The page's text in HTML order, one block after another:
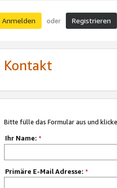
Anmelden oder Registrieren
Kontakt
Bitte fülle das Formular aus und
Ihr Name: *
Primäre E-Mail Adresse: *